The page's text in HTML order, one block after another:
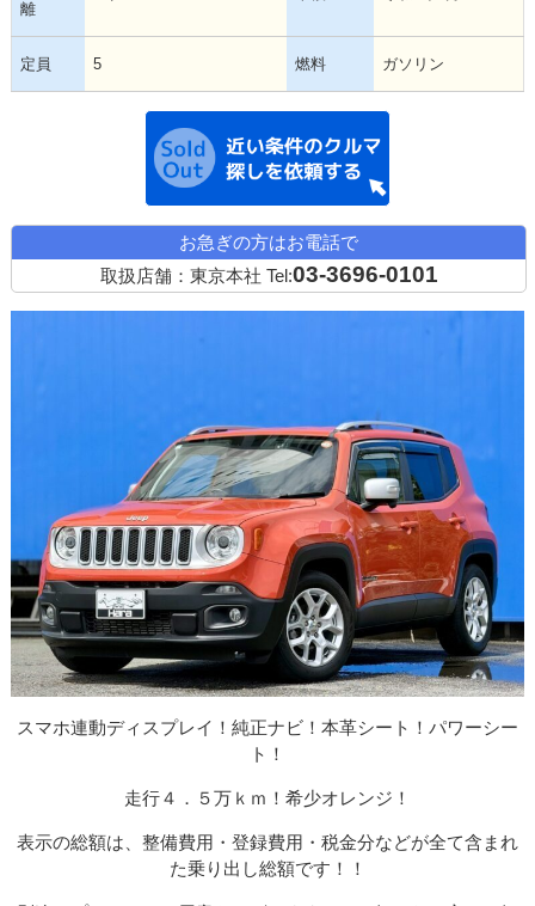
離
定員 5 燃料 ガソリン
お急ぎの方はお電話で
取扱店舗：東京本社 Tel:03-3696-0101
スマホ連動ディスプレイ！純正ナビ！本革シート！パワーシー
ト！
走行４．５万ｋｍ！希少オレンジ！
表示の総額は、整備費用・登録費用・税金分などが全て含まれ
た乗り出し総額です！！